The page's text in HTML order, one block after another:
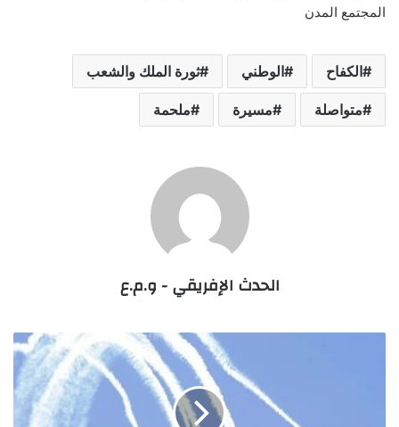
المجتمع المدن
الكفاح الوطني ثورة الملك والشعب
متواصلة مسيرة ملحمة
الحدث الإفريقي - و.م.ع